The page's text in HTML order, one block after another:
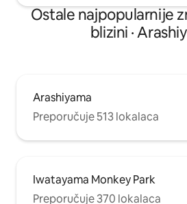
Ostale najpopularnije
blizini ·
Arashiyama
Preporučuje 513 lokalaca
Iwatayama Monkey Park
Preporučuje 370 lokalaca